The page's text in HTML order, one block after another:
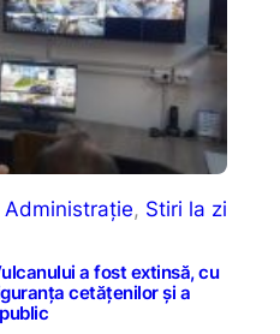
Administrație, Stiri la zi
a fost extinsă, cu
cetățenilor și a